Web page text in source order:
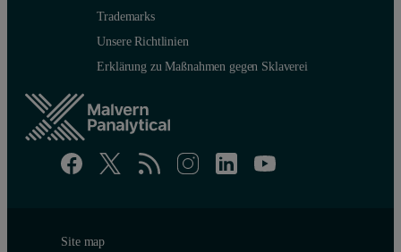
Trademarks
Unsere Richtlinien
Erklärung zu Maßnahmen gegen Sklaverei
Site map